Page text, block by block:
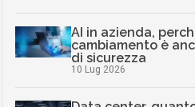
AI in azienda,
cambiamento è
di sicurezza
10 Lug 2026